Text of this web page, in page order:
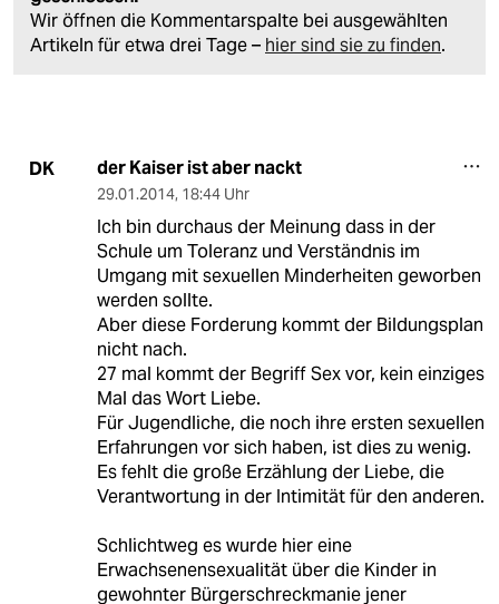
Wir öffnen die Kommentarspalte bei ausgewählten
Artikeln für etwa drei Tage – hier sind sie zu finden.
DK der Kaiser ist aber nackt
29.01.2014, 18:44 Uhr
Ich bin durchaus der Meinung dass in der
Schule um Toleranz und Verständnis im
Umgang mit sexuellen Minderheiten geworben
werden sollte.
Aber diese Forderung kommt der Bildungsplan
nicht nach.
27 mal kommt der Begriff Sex vor, kein einziges
Mal das Wort Liebe.
Für Jugendliche, die noch ihre ersten sexuellen
Erfahrungen vor sich haben, ist dies zu wenig.
Es fehlt die große Erzählung der Liebe, die
Verantwortung in der Intimität für den anderen.
Schlichtweg es wurde hier eine
Erwachsenensexualität über die Kinder in
gewohnter Bürgerschreckmanie jener